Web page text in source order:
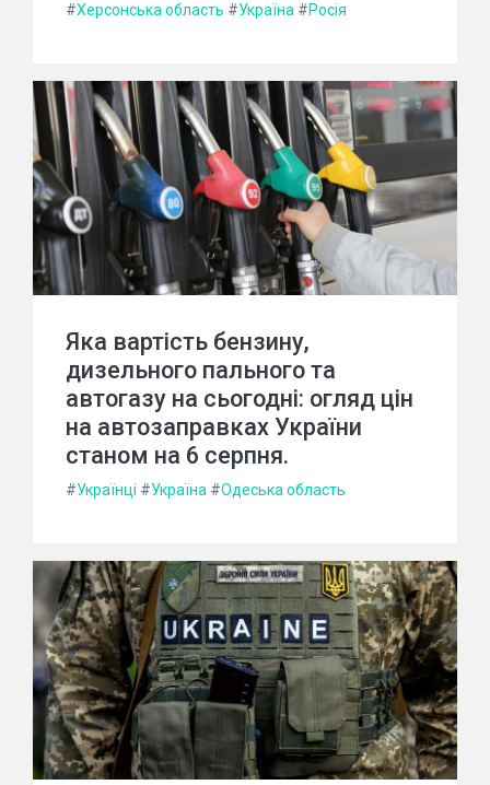
#Херсонська область #Україна #Росія
Яка вартість бензину,
дизельного пального та
автогазу на сьогодні: огляд цін
на автозаправках України
станом на 6 серпня.
#Українці #Україна #Одеська область